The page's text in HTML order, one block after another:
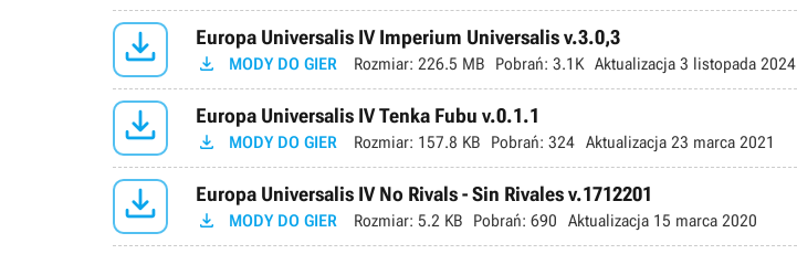
 Europa Universalis IV Imperium Universalis v.3.0,3
 MODY DO GIER Rozmiar: 226.5 MB Pobrań: 3.1K Aktualizacja 3 listopada 2024
 Europa Universalis IV Tenka Fubu v.0.1.1
 MODY DO GIER Rozmiar: 157.8 KB Pobrań: 324 Aktualizacja 23 marca 2021
 Europa Universalis IV No Rivals - Sin Rivales v.1712201
 MODY DO GIER Rozmiar: 5.2 KB Pobrań: 690 Aktualizacja 15 marca 2020